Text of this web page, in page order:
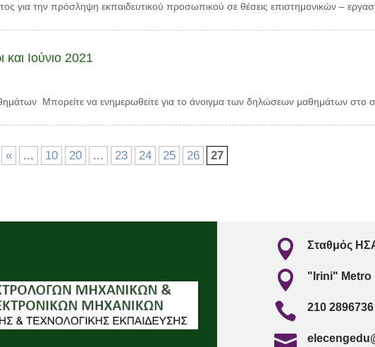
για την πρόσληψη εκπαιδευτικού προσωπικού σε θέσεις επιστημονικών –
και Ιούνιο 2021
Μπορείτε να ενημερωθείτε για το άνοιγμα των δηλώσεων μαθημάτων στο
« ... 10 20 ... 23 24 25 26 27
 Σταθμός
 "Irini" Metro
 210
